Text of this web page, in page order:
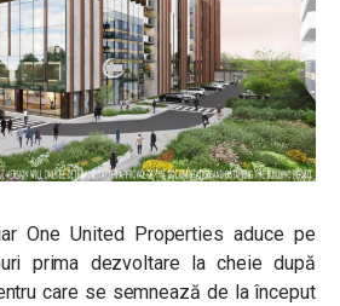
One United Properties aduce pe
prima dezvoltare la cheie după
care se semnează de la început